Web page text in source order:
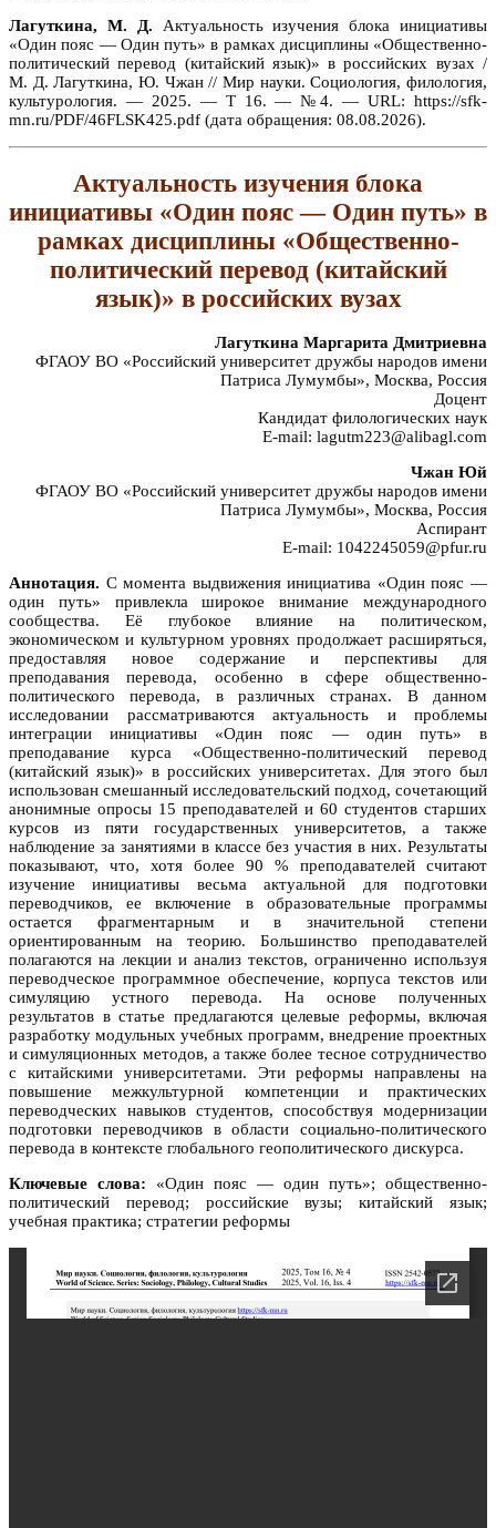
Лагуткина, М. Д. Актуальность изучения блока инициативы
«Один пояс — Один путь» в рамках дисциплины «Общественно-
политический перевод (китайский язык)» в российских вузах /
М. Д. Лагуткина, Ю. Чжан // Мир науки. Социология, филология,
культурология. — 2025. — Т 16. — №4. — URL: https://sfk-
mn.ru/PDF/46FLSK425.pdf (дата обращения: 08.08.2026).
Актуальность изучения блока
инициативы «Один пояс — Один путь» в
рамках дисциплины «Общественно-
политический перевод (китайский
язык)» в российских вузах
Лагуткина Маргарита Дмитриевна
ФГАОУ ВО «Российский университет дружбы народов имени
Патриса Лумумбы», Москва, Россия
Доцент
Кандидат филологических наук
E-mail: lagutm223@alibagl.com
Чжан Юй
ФГАОУ ВО «Российский университет дружбы народов имени
Патриса Лумумбы», Москва, Россия
Аспирант
E-mail: 1042245059@pfur.ru
Аннотация. С момента выдвижения инициатива «Один пояс —
один путь» привлекла широкое внимание международного
сообщества. Её глубокое влияние на политическом,
экономическом и культурном уровнях продолжает расширяться,
предоставляя новое содержание и перспективы для
преподавания перевода, особенно в сфере общественно-
политического перевода, в различных странах. В данном
исследовании рассматриваются актуальность и проблемы
интеграции инициативы «Один пояс — один путь» в
преподавание курса «Общественно-политический перевод
(китайский язык)» в российских университетах. Для этого был
использован смешанный исследовательский подход, сочетающий
анонимные опросы 15 преподавателей и 60 студентов старших
курсов из пяти государственных университетов, а также
наблюдение за занятиями в классе без участия в них. Результаты
показывают, что, хотя более 90 % преподавателей считают
изучение инициативы весьма актуальной для подготовки
переводчиков, ее включение в образовательные программы
остается фрагментарным и в значительной степени
ориентированным на теорию. Большинство преподавателей
полагаются на лекции и анализ текстов, ограниченно используя
переводческое программное обеспечение, корпуса текстов или
симуляцию устного перевода. На основе полученных
результатов в статье предлагаются целевые реформы, включая
разработку модульных учебных программ, внедрение проектных
и симуляционных методов, а также более тесное сотрудничество
с китайскими университетами. Эти реформы направлены на
повышение межкультурной компетенции и практических
переводческих навыков студентов, способствуя модернизации
подготовки переводчиков в области социально-политического
перевода в контексте глобального геополитического дискурса.
Ключевые слова: «Один пояс — один путь»; общественно-
политический перевод; российские вузы; китайский язык;
учебная практика; стратегии реформы